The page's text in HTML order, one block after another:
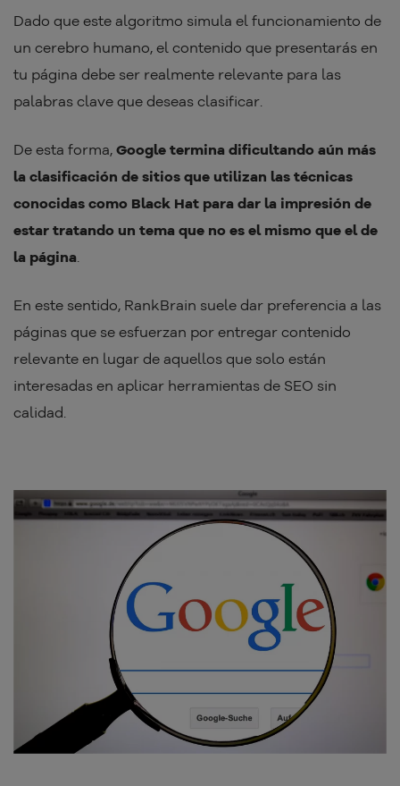
Dado que este algoritmo simula el funcionamiento de
un cerebro humano, el contenido que presentarás en
tu página debe ser realmente relevante para las
palabras clave que deseas clasificar.
De esta forma, Google termina dificultando aún más
la clasificación de sitios que utilizan las técnicas
conocidas como Black Hat para dar la impresión de
estar tratando un tema que no es el mismo que el de
la página.
En este sentido, RankBrain suele dar preferencia a las
páginas que se esfuerzan por entregar contenido
relevante en lugar de aquellos que solo están
interesadas en aplicar herramientas de SEO sin
calidad.